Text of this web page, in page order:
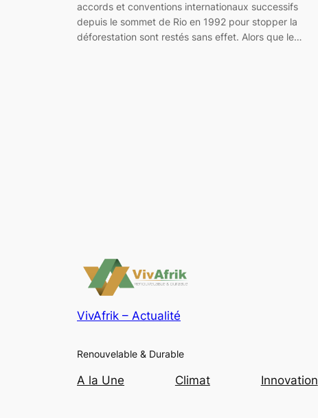
accords et conventions internationaux successifs
depuis le sommet de Rio en 1992 pour stopper la
déforestation sont restés sans effet. Alors que le…
VivAfrik – Actualité
Renouvelable & Durable
A la Une Climat Innovation